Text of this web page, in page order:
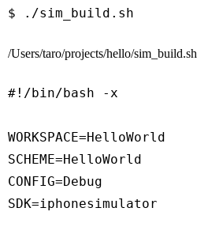
/Users/taro/projects/hello/sim_build.sh
#!/bin/bash -x
WORKSPACE=HelloWorld
SCHEME=HelloWorld
CONFIG=Debug
SDK=iphonesimulator